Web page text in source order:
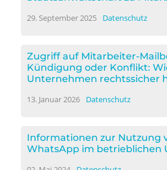
29. September 2025 Datenschutz
Zugriff auf Mitarbeiter-
Kündigung oder Konflikt:
Unternehmen rechtssicher
13. Januar 2026 Datenschutz
Informationen zur Nutzung
WhatsApp im betrieblichen